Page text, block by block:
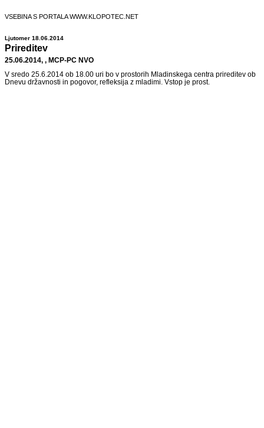
VSEBINA S PORTALA WWW.KLOPOTEC.NET
Ljutomer 18.06.2014
Prireditev
25.06.2014, , MCP-PC NVO
V sredo 25.6.2014 ob 18.00 uri bo v prostorih Mladinskega centra prireditev ob
Dnevu državnosti in pogovor, refleksija z mladimi. Vstop je prost.